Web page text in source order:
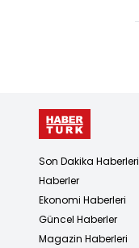
Son Dakika Haberleri
Haberler
Ekonomi Haberleri
Güncel Haberler
Magazin Haberleri